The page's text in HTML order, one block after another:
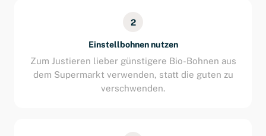
2
Einstellbohnen nutzen
Zum Justieren lieber günstigere Bio-Bohnen aus
dem Supermarkt verwenden, statt die guten zu
verschwenden.